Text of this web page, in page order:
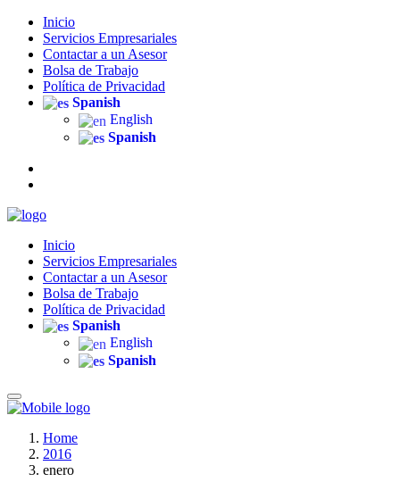
Inicio
Servicios Empresariales
Contactar a un Asesor
Bolsa de Trabajo
Política de Privacidad
Spanish
English
Spanish
Inicio
Servicios Empresariales
Contactar a un Asesor
Bolsa de Trabajo
Política de Privacidad
Spanish
English
Spanish
Home
2016
enero